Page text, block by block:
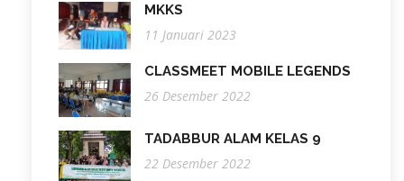
MKKS
11 Januari 2023
CLASSMEET MOBILE LEGENDS
26 Desember 2022
TADABBUR ALAM KELAS 9
22 Desember 2022